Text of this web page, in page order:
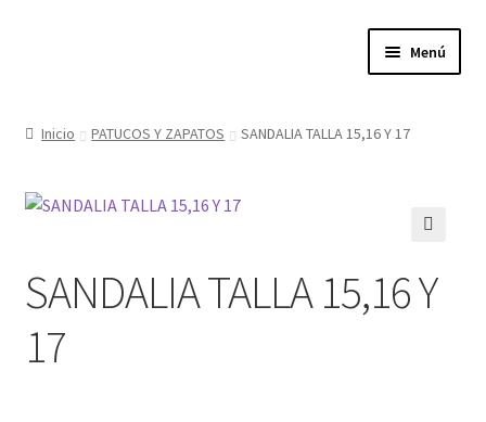
Menú
Donde estamos
Contacta con nosotros
Política de privacidad
Inicio PATUCOS Y ZAPATOS SANDALIA TALLA 15,16 Y 17
SANDALIA TALLA 15,16 Y
17